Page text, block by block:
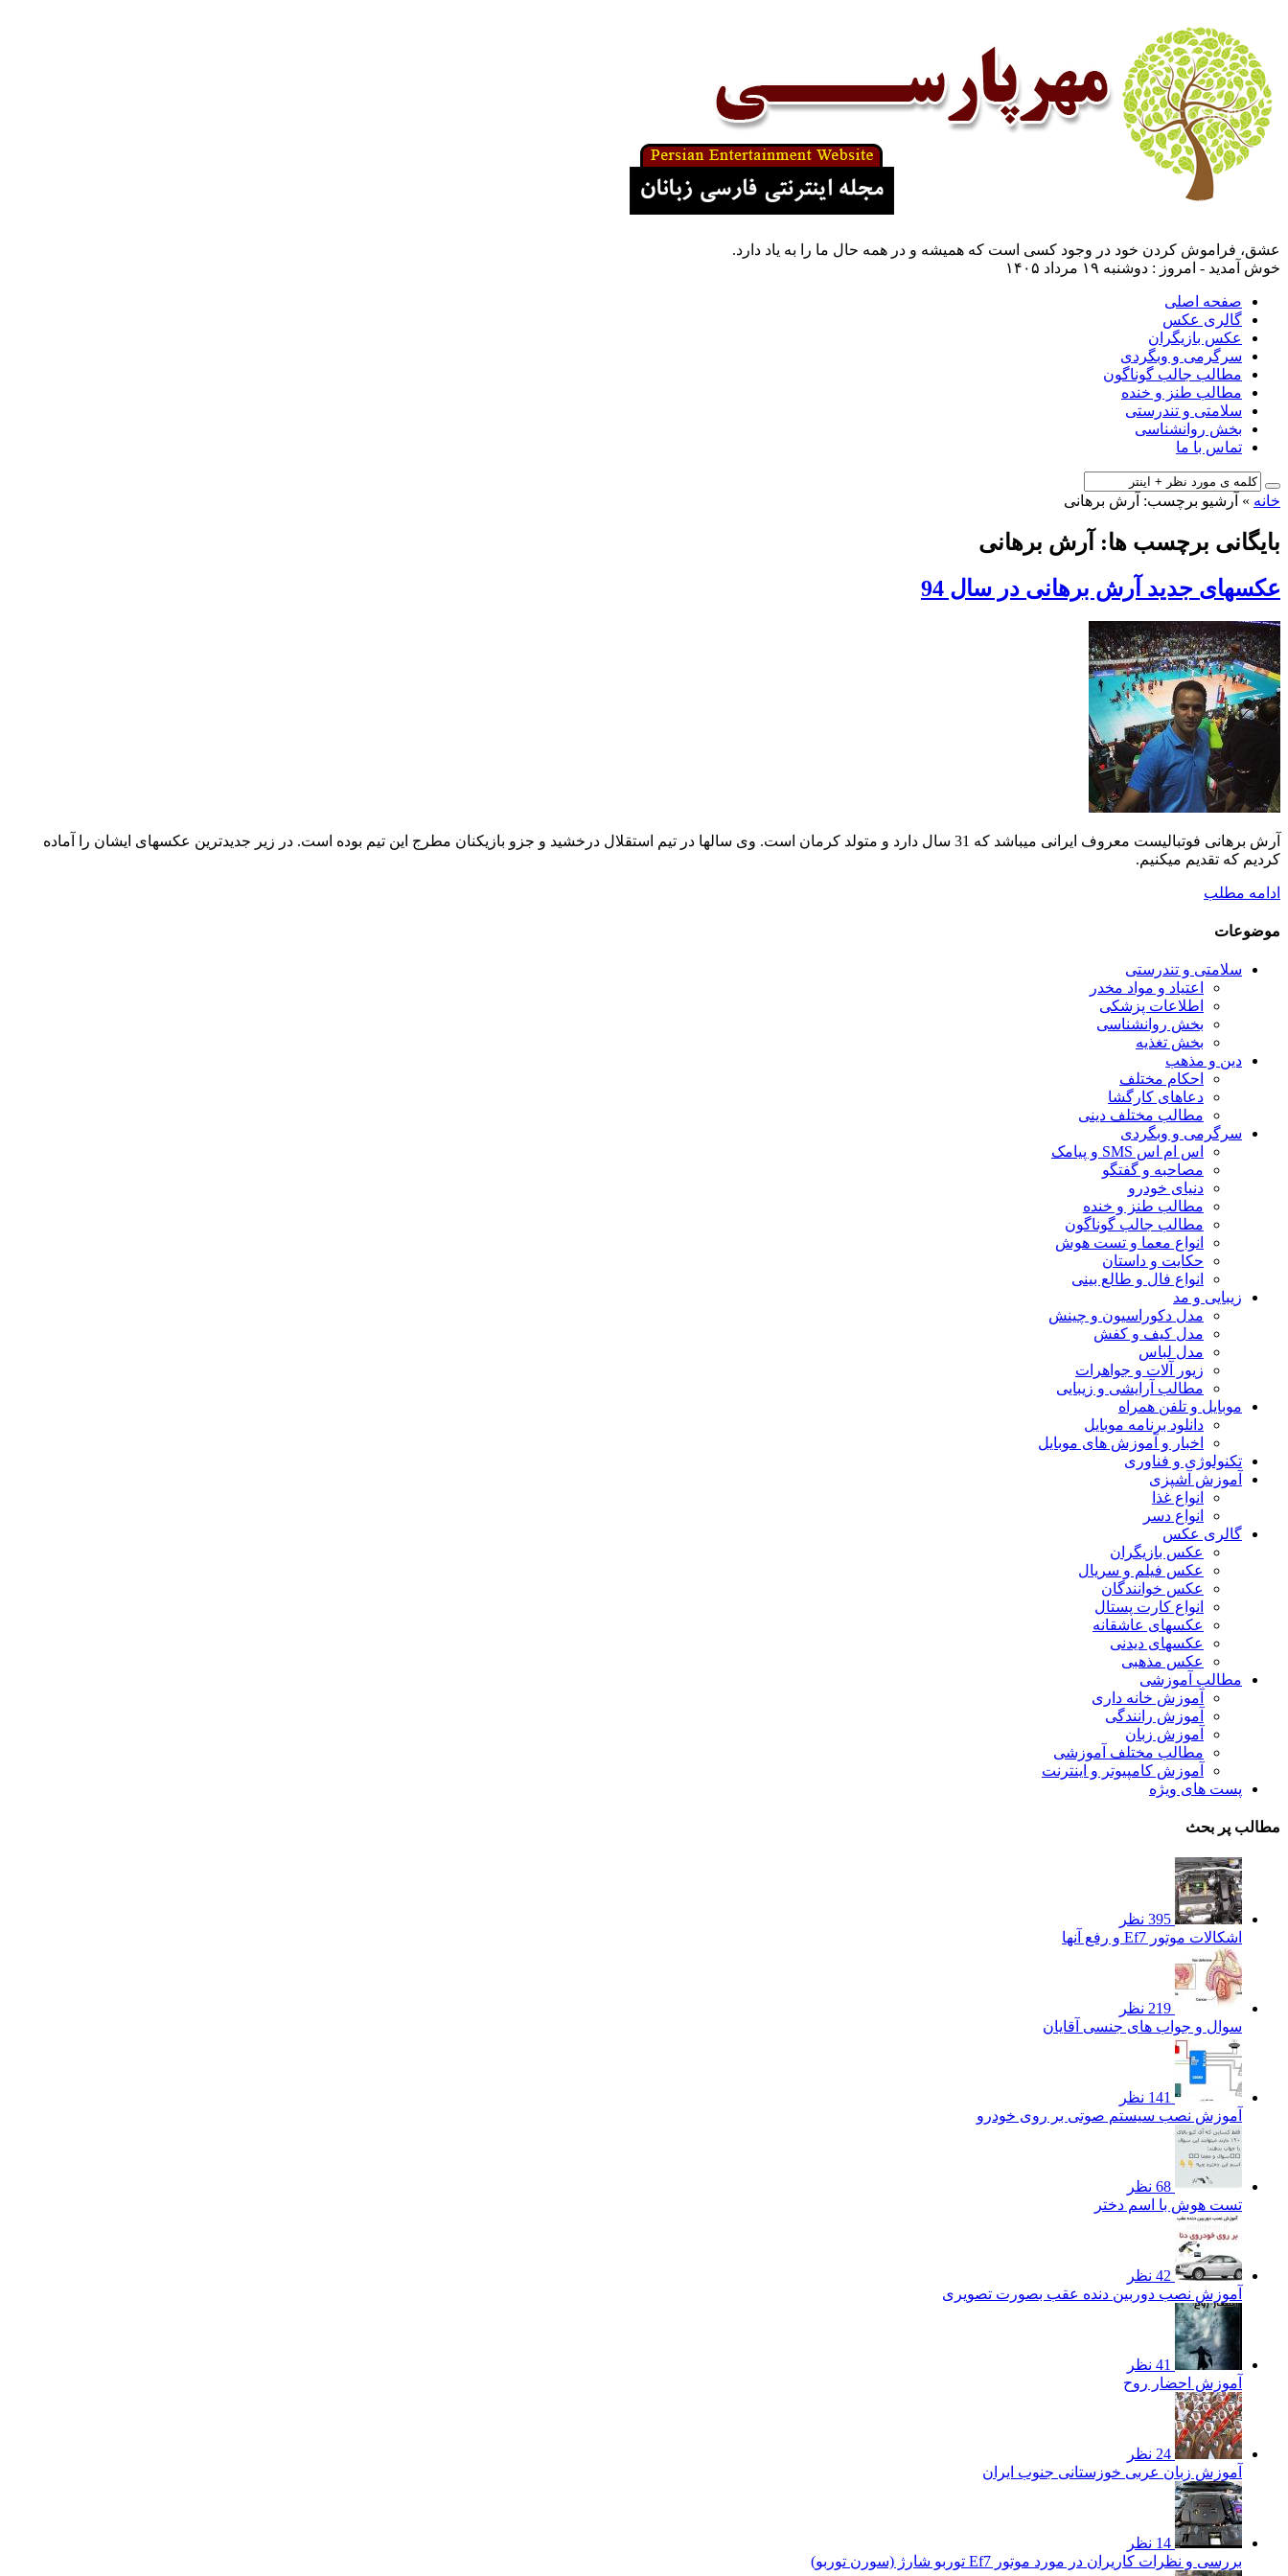
عشق، فراموش كردن خود در وجود كسی است كه همیشه و در همه حال ما را به یاد دارد.
خوش آمدید - امروز : دوشنبه ۱۹ مرداد ۱۴۰۵
صفحه اصلی
گالری عکس
عکس بازیگران
سرگرمی و وبگردی
مطالب جالب گوناگون
مطالب طنز و خنده
سلامتی و تندرستی
بخش روانشناسی
تماس با ما
خانه » آرشیو برچسب: آرش برهانی
بایگانی برچسب ها: آرش برهانی
عکسهای جدید آرش برهانی در سال 94
آرش برهانی فوتبالیست معروف ایرانی میباشد که 31 سال دارد و متولد کرمان است. وی سالها در تیم استقلال درخشید و جزو بازیکنان مطرج این تیم بوده است. در زیر جدیدترین عکسهای ایشان را آماده
کردیم که تقدیم میکنیم.
ادامه مطلب
موضوعات
سلامتی و تندرستی
اعتیاد و مواد مخدر
اطلاعات پزشکی
بخش روانشناسی
بخش تغذیه
دین و مذهب
احکام مختلف
دعاهای کارگشا
مطالب مختلف دینی
سرگرمی و وبگردی
اس ام اس SMS و پیامک
مصاحبه و گفتگو
دنیای خودرو
مطالب طنز و خنده
مطالب جالب گوناگون
انواع معما و تست هوش
حکایت و داستان
انواع فال و طالع بینی
زیبایی و مد
مدل دکوراسیون و چینش
مدل کیف و کفش
مدل لباس
زیور آلات و جواهرات
مطالب آرایشی و زیبایی
موبایل و تلفن همراه
دانلود برنامه موبایل
اخبار و آموزش های موبایل
تکنولوژی و فناوری
آموزش آشپزی
انواع غذا
انواع دسر
گالری عکس
عکس بازیگران
عکس فیلم و سریال
عکس خوانندگان
انواع کارت پستال
عکسهای عاشقانه
عکسهای دیدنی
عکس مذهبی
مطالب آموزشی
آموزش خانه داری
آموزش رانندگی
آموزش زبان
مطالب مختلف آموزشی
آموزش کامپیوتر و اینترنت
پست های ویژه
مطالب پر بحث
395 نظر
اشکالات موتور Ef7 و رفع آنها
219 نظر
سوال و جواب های جنسی آقایان
141 نظر
آموزش نصب سیستم صوتی بر روی خودرو
68 نظر
تست هوش با اسم دختر
42 نظر
آموزش نصب دوربین دنده عقب بصورت تصویری
41 نظر
آموزش احضار روح
24 نظر
آموزش زبان عربی خوزستانی جنوب ایران
14 نظر
بررسی و نظرات کاریران در مورد موتور Ef7 توربو شارژ (سورن توربو)